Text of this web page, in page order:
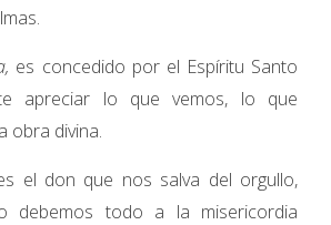
es concedido por el Espíritu Santo
apreciar lo que vemos, lo que
obra divina.
el don que nos salva del orgullo,
debemos todo a la misericordia